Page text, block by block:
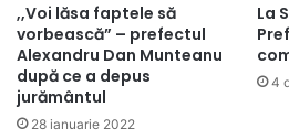
,,Voi lăsa faptele să
vorbească” – prefectul
Alexandru Dan Munteanu
după ce a depus
jurământul
28 ianuarie 2022
La
4